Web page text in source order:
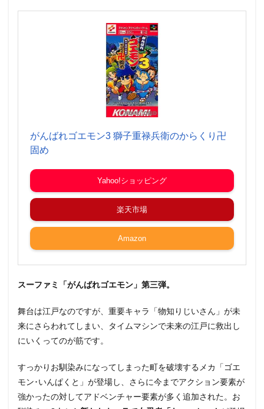
がんばれゴエモン3 獅子重禄兵衛のからくり卍
固め
Yahoo!ショッピング
楽天市場
Amazon
スーファミ「がんばれゴエモン」第三弾。
舞台は江戸なのですが、重要キャラ「物知りじいさん」が未
来にさらわれてしまい、タイムマシンで未来の江戸に救出し
にいくってのが筋です。
すっかりお馴染みになってしまった町を破壊するメカ「ゴエ
モン･いんぱくと」が登場し、さらに今までアクション要素が
強かったの対してアドベンチャー要素が多く追加された。お